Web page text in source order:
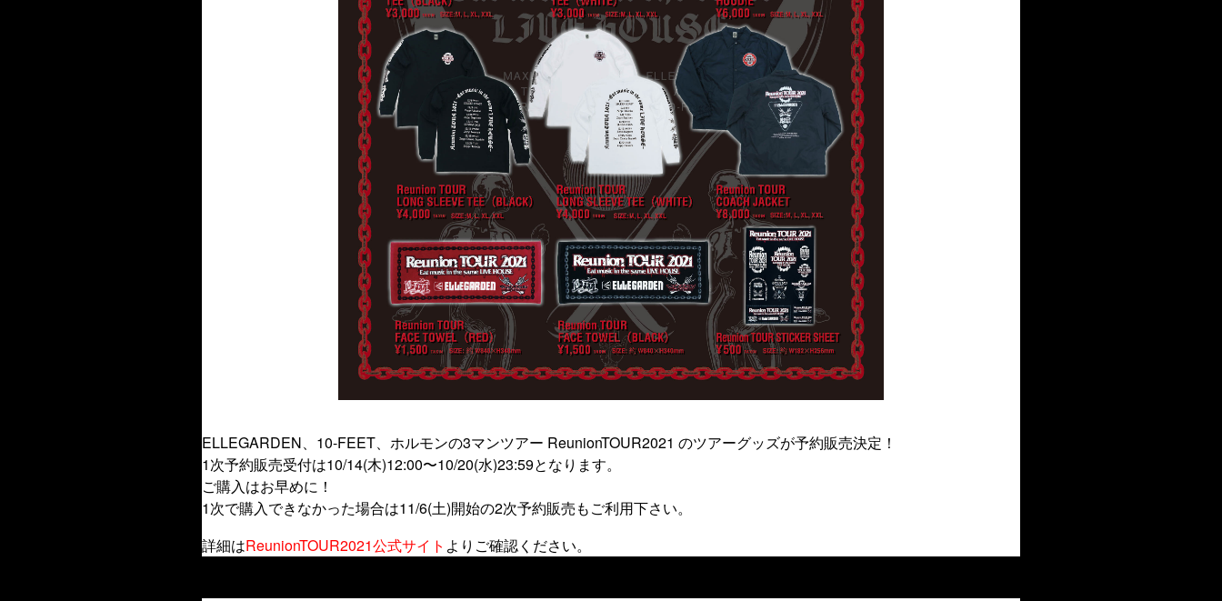
ELLEGARDEN、10-FEET、ホルモンの3マンツアー ReunionTOUR2021 のツアーグッズが予約販売決定！
1次予約販売受付は10/14(木)12:00〜10/20(水)23:59となります。
ご購入はお早めに！
1次で購入できなかった場合は11/6(土)開始の2次予約販売もご利用下さい。
詳細はReunionTOUR2021公式サイト よりご確認ください。